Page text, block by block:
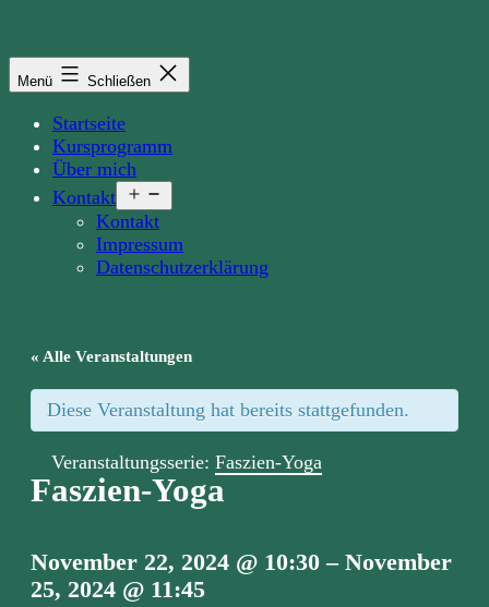
springen
Menü Schließen
Startseite
Kursprogramm
Über mich
Kontakt
öffnen
Kontakt
Impressum
Datenschutzerklärung
« Alle Veranstaltungen
Diese Veranstaltung hat bereits stattgefunden.
Veranstaltungsserie: Faszien-Yoga
Faszien-Yoga
November 22, 2024 @ 10:30– November
25, 2024 @ 11:45